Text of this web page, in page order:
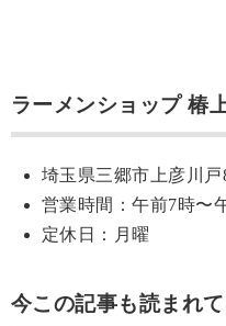
ラーメンショップ 椿
埼玉県三郷市上彦川戸
営業時間：午前7時〜
定休日：月曜
今この記事も読まれ